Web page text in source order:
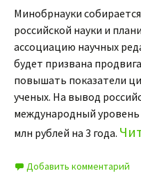
Минобрнауки
российской науки и
ассоциацию научных
будет призвана
повышать показатели
ученых. На вывод
международный уровень
млн рублей на 3 года.
Добавить комментарий